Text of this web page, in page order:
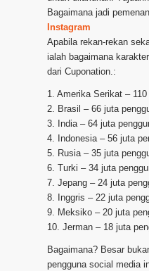
Bagaimana jadi
Instagram
Apabila rekan-rekan
ialah bagaimana
dari Cuponation.:
1. Amerika Serikat –
2. Brasil – 66 juta
3. India – 64 juta
4. Indonesia – 56 juta
5. Rusia – 35 juta
6. Turki – 34 juta
7. Jepang – 24 juta
8. Inggris – 22 juta
9. Meksiko – 20 juta
10. Jerman – 18 juta
Bagaimana? Besar
pengguna social media